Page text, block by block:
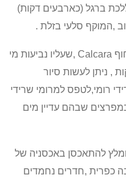
ברגל (כארבעים דקות)
,המוקף סלעי בזלת .
Calcara ,שעליו נביעות מי
, ניתן לעשות סיור
רומי,לטפס למרומי שרידי
שבהם עדיין מים
להתאכסן באכסניה של
כפרית ,חדרים נחמדים